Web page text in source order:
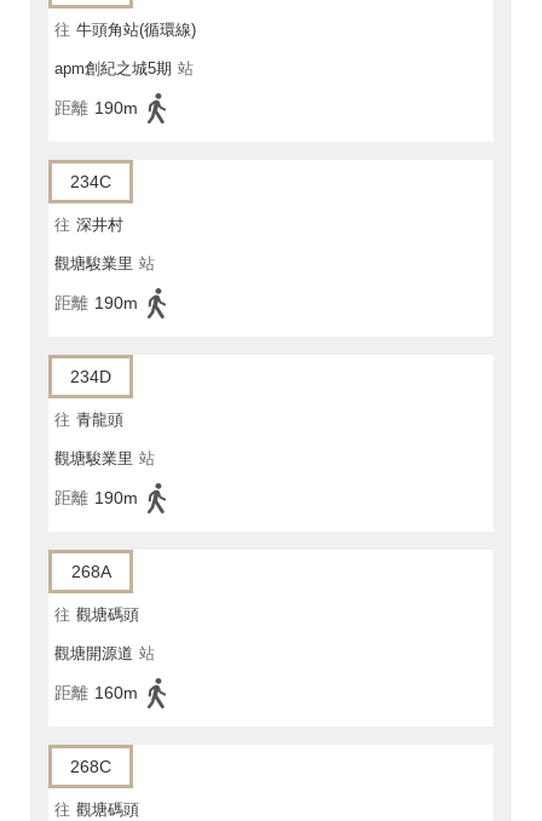
往 牛頭角站(循環線)
apm創紀之城5期 站
距離 190m
234C
往 深井村
觀塘駿業里 站
距離 190m
234D
往 青龍頭
觀塘駿業里 站
距離 190m
268A
往 觀塘碼頭
觀塘開源道 站
距離 160m
268C
往 觀塘碼頭